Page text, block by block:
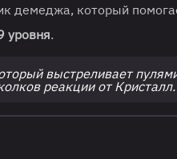
демеджа, который
уровня.
выстреливает
реакции от Кристалл.